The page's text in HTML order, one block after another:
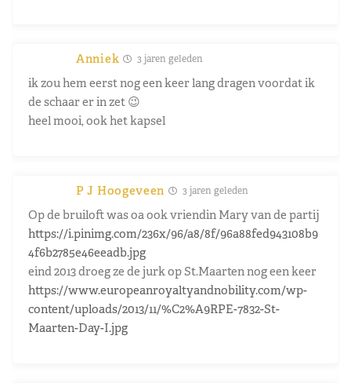
Anniek 3 jaren geleden
ik zou hem eerst nog een keer lang dragen voordat ik
de schaar er in zet 😉
heel mooi, ook het kapsel
P J Hoogeveen 3 jaren geleden
Op de bruiloft was oa ook vriendin Mary van de partij
https://i.pinimg.com/236x/96/a8/8f/96a88fed943108b9
4f6b2785e46eeadb.jpg
eind 2013 droeg ze de jurk op St.Maarten nog een keer
https://www.europeanroyaltyandnobility.com/wp-
content/uploads/2013/11/%C2%A9RPE-7832-St-
Maarten-Day-I.jpg